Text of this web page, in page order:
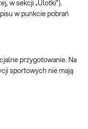
wzajemnych
zwiększą
zestaw ćwiczeń
w sekcji „Ulotki”).
w punkcie pobrań
przygotowanie. Na
sportowych nie mają